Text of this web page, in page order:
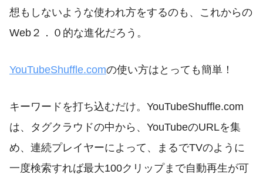
想もしないような使われ方をするのも、これからの
Web２．０的な進化だろう。
YouTubeShuffle.comの使い方はとっても簡単！
キーワードを打ち込むだけ。YouTubeShuffle.com
は、タグクラウドの中から、YouTubeのURLを集
め、連続プレイヤーによって、まるでTVのように
一度検索すれば最大100クリップまで自動再生が可